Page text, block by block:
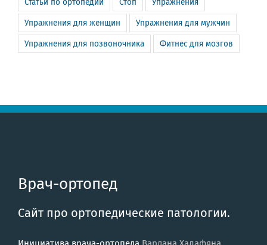
Статьи по ортопедии Стоп Упражнения
Упражнения для женщин Упражнения для мужчин
Упражнения для позвоночника Фитнес для мозгов
Врач-ортопед
Сайт про ортопедические патологии.